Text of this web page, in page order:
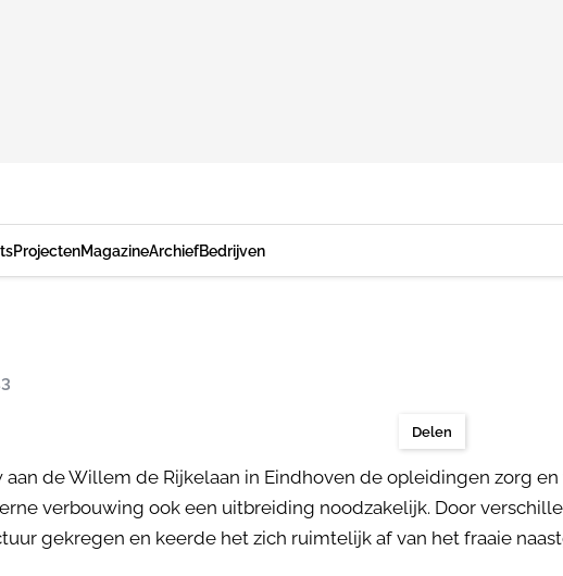
ProjectenMagazineArchiefBedrijven
Delen
de Willem de Rijkelaan in Eindhoven de opleidingen zorg
verbouwing ook een uitbreiding noodzakelijk. Door
gekregen en keerde het zich ruimtelijk af van het fraaie